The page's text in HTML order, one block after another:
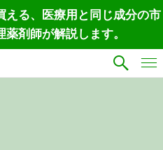
える、医療用と同じ成分の市
剤師が解説します。